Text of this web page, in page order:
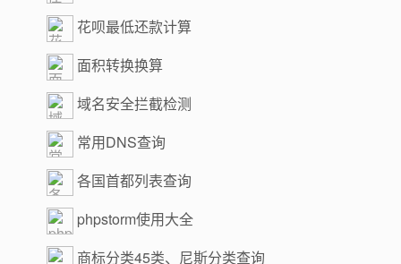
花呗最低还款计算
面积转换换算
域名安全拦截检测
常用DNS查询
各国首都列表查询
phpstorm使用大全
商标分类45类、尼斯分类查询